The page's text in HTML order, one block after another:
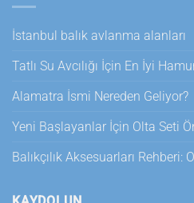
İstanbul balık avlanma alanları
Tatlı Su Avcılığı İçin En İyi
Alamatra İsmi Nereden Geliyor?
Yeni Başlayanlar İçin Olta Seti
Balıkçılık Aksesuarları